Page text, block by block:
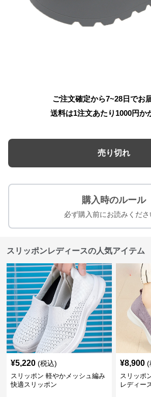
ご注文確定から7~28日でお
送料は1注文あたり 1000円か
売り切れ
購入時のルール
必ず購入前にお読みくださ
スリッポンレディースの人気アイテム
¥5,220 (税込)
スリッポン 軽やかメッシュ編み
快適スリッポン
¥8,900 (
スリッポ
レディー